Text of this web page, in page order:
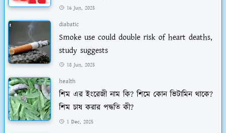
16 Jun, 2025
diabatic
Smoke use could double risk of heart deaths,
study suggests
18 Jun, 2025
health
শিম এর ইংরেজী নাম কি? শিমে কোন ভিটামিন থাকে?
শিম চাষ করার পদ্ধতি কী?
1 Dec, 2025